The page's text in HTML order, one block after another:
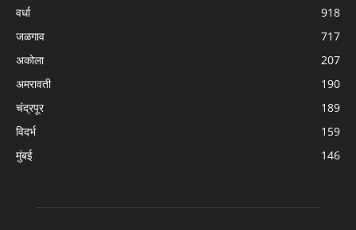
वर्धा
918
जळगाव
717
अकोला
207
अमरावती
190
चंद्रपूर
189
विदर्भ
159
मुंबई
146